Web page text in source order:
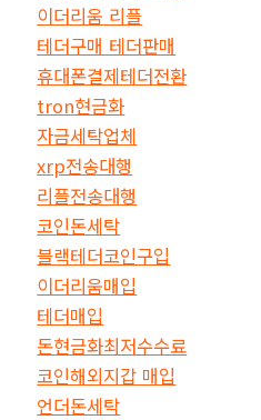
이더리움 리플
테더구매 테더판매
휴대폰결제테더전환
tron현금화
자금세탁업체
xrp전송대행
리플전송대행
코인돈세탁
블랙테더코인구입
이더리움매입
테더매입
돈현금화최저수수료
코인해외지갑 매입
언더돈세탁